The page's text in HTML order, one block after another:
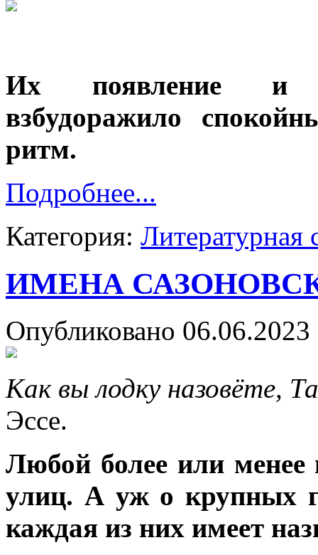
Их появление и
взбудоражило
ритм.
Подробнее...
Категория: Литературная
ИМЕНА
Опубликовано 06.06.2023
Как вы лодку назовёте,
Эссе.
Любой более или менее
улиц. А уж о крупных
каждая из них имеет